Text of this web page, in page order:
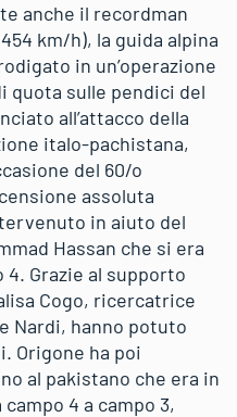
anche il recordman
km/h), la guida alpina
in un’operazione
quota sulle pendici del
all’attacco della
italo-pachistana,
del 60/o
assoluta
in aiuto del
Hassan che si era
Grazie al supporto
Cogo, ricercatrice
Nardi, hanno potuto
Origone ha poi
al pakistano che era in
4 a campo 3,